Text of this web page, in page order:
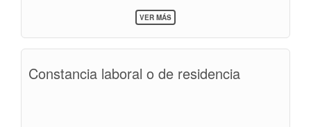
VER MÁSSOBRE
RESOLUCIÓN
Constancia laboral o de residencia